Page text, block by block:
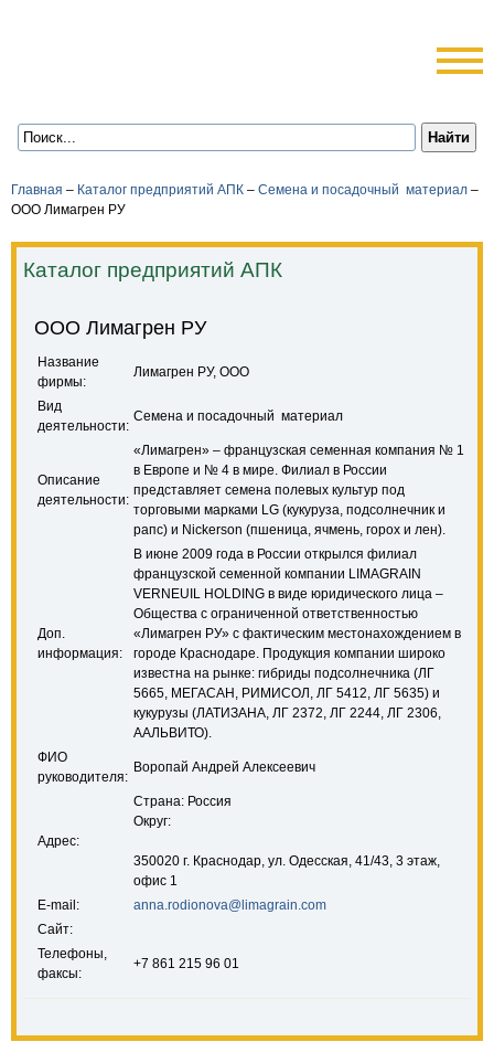
Главная – Каталог предприятий АПК – Семена и посадочный материал –
ООО Лимагрен РУ
Каталог предприятий АПК
ООО Лимагрен РУ
Название
фирмы:
Лимагрен РУ, ООО
Вид
деятельности:
Семена и посадочный материал
Описание
деятельности:
«Лимагрен» – французская семенная компания № 1
в Европе и № 4 в мире. Филиал в России
представляет семена полевых культур под
торговыми марками LG (кукуруза, подсолнечник и
рапс) и Nickerson (пшеница, ячмень, горох и лен).
Доп.
информация:
В июне 2009 года в России открылся филиал
французской семенной компании LIMAGRAIN
VERNEUIL HOLDING в виде юридического лица –
Общества с ограниченной ответственностью
«Лимагрен РУ» с фактическим местонахождением в
городе Краснодаре. Продукция компании широко
известна на рынке: гибриды подсолнечника (ЛГ
5665, МЕГАСАН, РИМИСОЛ, ЛГ 5412, ЛГ 5635) и
кукурузы (ЛАТИЗАНА, ЛГ 2372, ЛГ 2244, ЛГ 2306,
ААЛЬВИТО).
ФИО
руководителя:
Воропай Андрей Алексеевич
Адрес:
Страна: Россия
Округ:
350020 г. Краснодар, ул. Одесская, 41/43, 3 этаж,
офис 1
E-mail:
anna.rodionova@limagrain.com
Сайт:
Телефоны,
факсы:
+7 861 215 96 01